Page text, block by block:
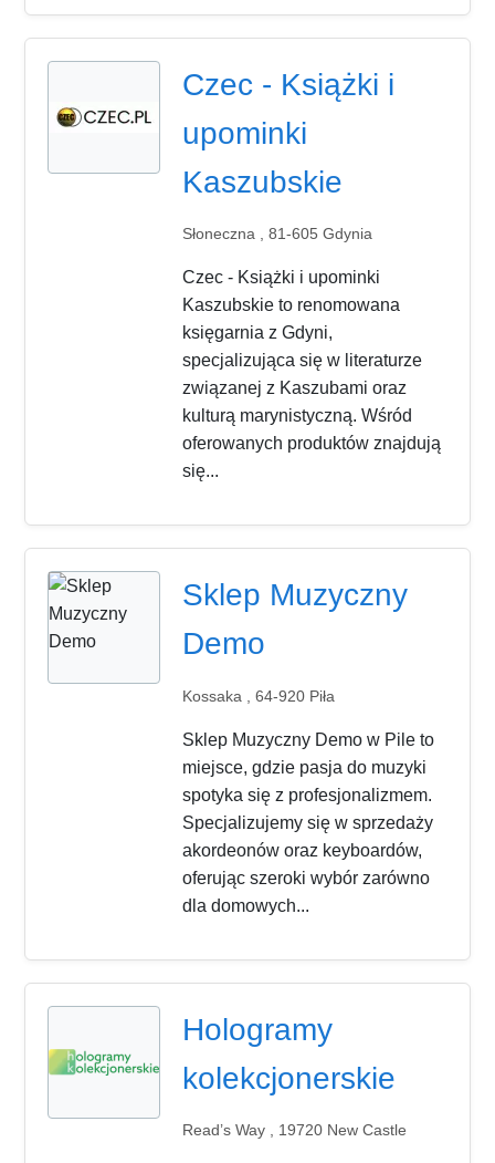
Czec - Książki i
upominki
Kaszubskie
Słoneczna , 81-605 Gdynia
Czec - Książki i upominki
Kaszubskie to renomowana
księgarnia z Gdyni,
specjalizująca się w literaturze
związanej z Kaszubami oraz
kulturą marynistyczną. Wśród
oferowanych produktów znajdują
się...
Sklep Muzyczny
Demo
Kossaka , 64-920 Piła
Sklep Muzyczny Demo w Pile to
miejsce, gdzie pasja do muzyki
spotyka się z profesjonalizmem.
Specjalizujemy się w sprzedaży
akordeonów oraz keyboardów,
oferując szeroki wybór zarówno
dla domowych...
Hologramy
kolekcjonerskie
Read’s Way , 19720 New Castle